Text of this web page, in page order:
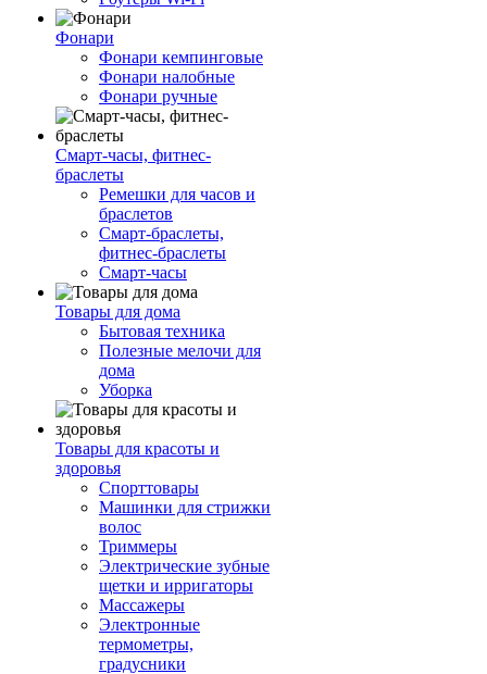
Фонари
Фонари кемпинговые
Фонари налобные
Фонари ручные
Смарт-часы, фитнес-
браслеты
Ремешки для часов и
браслетов
Смарт-браслеты,
фитнес-браслеты
Смарт-часы
Товары для дома
Бытовая техника
Полезные мелочи для
дома
Уборка
Товары для красоты и
здоровья
Спорттовары
Машинки для стрижки
волос
Триммеры
Электрические зубные
щетки и ирригаторы
Массажеры
Электронные
термометры,
градусники